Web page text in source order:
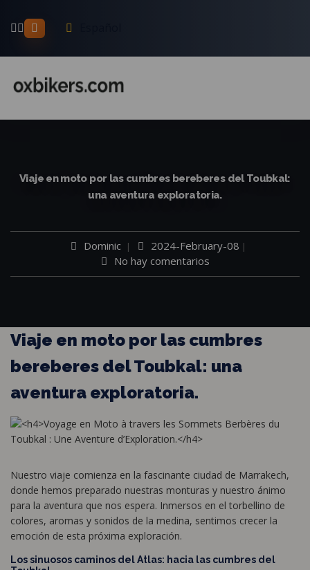
Viaje en moto por las cumbres bereberes del Toubkal:
una aventura exploratoria.
Dominic
2024-February-08
No hay comentarios
Viaje en moto por las cumbres
bereberes del Toubkal: una
aventura exploratoria.
Nuestro viaje comienza en la fascinante ciudad de Marrakech,
donde hemos preparado nuestras monturas y nuestro ánimo
para la aventura que nos espera. Inmersos en el torbellino de
colores, aromas y sonidos de la medina, sentimos crecer la
emoción de esta próxima exploración.
Los sinuosos caminos del Atlas: hacia las cumbres del